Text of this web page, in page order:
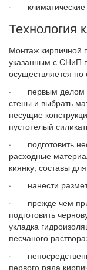
· климатические
Технология
Монтаж кирпичной
указанным с СНиП
осуществляется
· первым делом
стены и выбрать
несущие
пустотелый
· подготовить
расходные
киянку, составы
· нанести
· прежде чем
подготовить
укладка
песчаного раствора;
·
первого ряда